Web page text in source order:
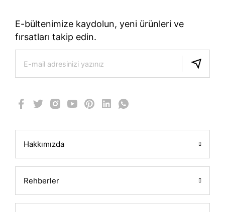
E-bültenimize kaydolun, yeni ürünleri ve
fırsatları takip edin.
Hakkımızda
Rehberler